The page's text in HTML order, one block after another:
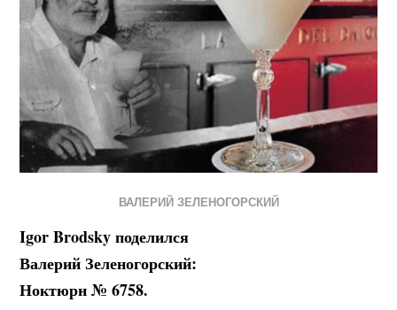
ВАЛЕРИЙ ЗЕЛЕНОГОРСКИЙ
Igor Brodsky поделился
Валерий Зеленогорский:
Ноктюрн № 6758.